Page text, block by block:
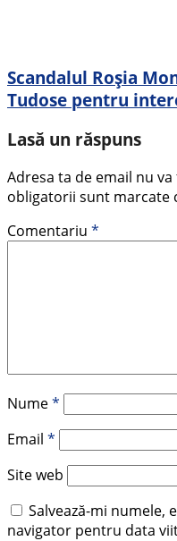
Scandalul Roșia
Tudose pentru
Lasă un răspuns
Adresa ta de email nu
obligatorii sunt marcate
Comentariu *
Nume*
Email *
Site web
Salvează-mi numele,
navigator pentru data